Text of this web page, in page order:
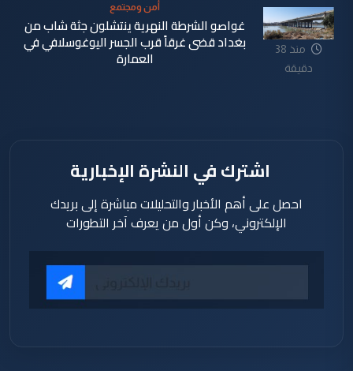
منذ 38
دقيقة
أمن ومجتمع
غواصو الشرطة النهرية ينتشلون جثة شاب من
بغداد قضى غرقاً قرب الجسر اليوغوسلافي في
العمارة
اشترك في النشرة الإخبارية
احصل على أهم الأخبار والتحليلات مباشرة إلى بريدك
الإلكتروني، وكن أول من يعرف آخر التطورات